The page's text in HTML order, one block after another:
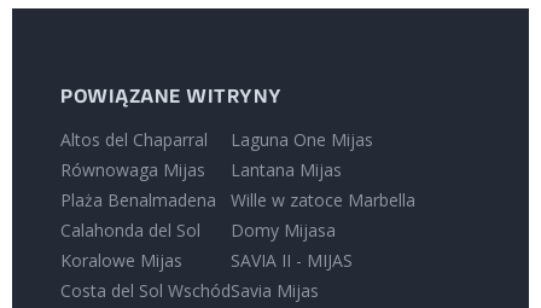
POWIĄZANE WITRYNY
Altos del Chaparral
Równowaga Mijas
Plaża Benalmadena
Calahonda del Sol
Koralowe Mijas
Costa del Sol Wschód
Laguna One Mijas
Lantana Mijas
Wille w zatoce Marbella
Domy Mijasa
SAVIA II - MIJAS
Savia Mijas